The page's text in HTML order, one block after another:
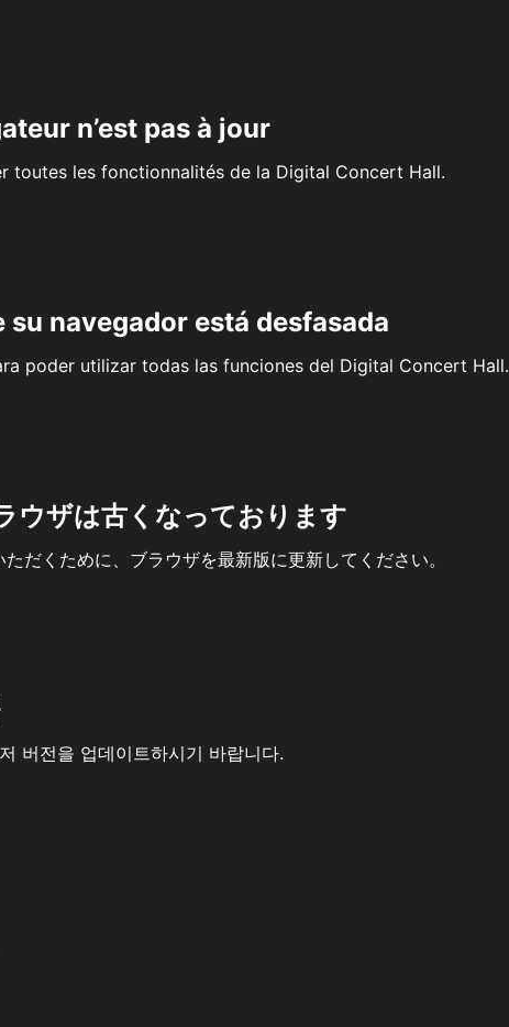
n’est pas à jour
toutes les fonctionnalités de la Digital Concert Hall.
navegador está desfasada
poder utilizar todas las funciones del Digital Concert Hall.
ウザは古くなっております
だくために、ブラウザを最新版に更新してください。
버전을 업데이트하시기 바랍니다.